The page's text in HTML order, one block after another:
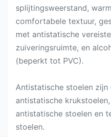
splijtingsweerstand,
comfortabele textuur,
met antistatische
zuiveringsruimte, en
(beperkt tot PVC).
Antistatische stoelen zijn
antistatische
antistatische stoelen en
stoelen.